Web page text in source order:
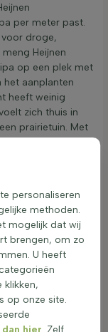
per meter past.
voor droge,
Heijnen
op een plek met
het aanplanten
heeft weinig
zich thuis in
prairietuin. Met
keuze
hergroei
siergras in
vooral in de
Structuurgras
stipa is
tuinbeeld.
voor stipa:
personaliseren
methoden.
mogelijk dat wij
brengen, om zo
U heeft
klikken,
op onze site.
hier. Zelf